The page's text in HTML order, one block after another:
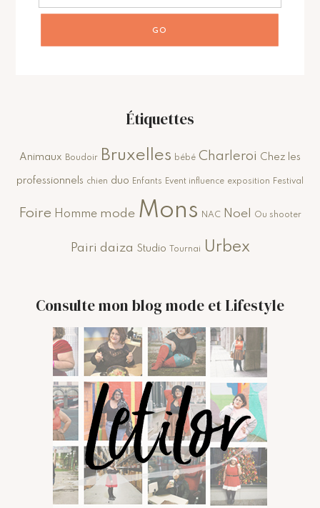
Étiquettes
Animaux Boudoir Bruxelles bébé Charleroi Chez les
professionnels chien duo Enfants Event influence exposition Festival
Foire Homme mode Mons NAC Noel Ou shooter
Pairi daiza Studio Tournai Urbex
Consulte mon blog mode et Lifestyle